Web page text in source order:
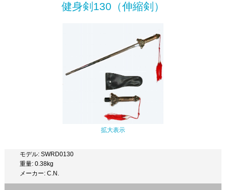
健身剣130（伸縮剣）
拡大表示
モデル: SWRD0130
重量: 0.38kg
メーカー: C.N.